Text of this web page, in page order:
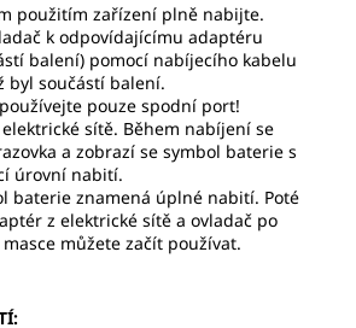
použitím zařízení plně nabijte.
k odpovídajícímu adaptéru
balení) pomocí nabíjecího kabelu
byl součástí balení.
pouze spodní port!
sítě. Během nabíjení se
a zobrazí se symbol baterie s
úrovní nabití.
baterie znamená úplné nabití. Poté
z elektrické sítě a ovladač po
můžete začít používat.